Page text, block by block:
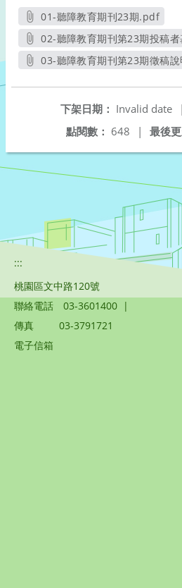
01-聽障教育期刊23期.pdf
另開新視窗
02-聽障教育期刊第23期投稿
另開新視
03-聽障教育期刊第23期徵稿
下架日期： Invalid date
|
最後
點閱數： 648 |
:::
桃園區文中路120號
聯絡電話
03-3601400 |
傳真
03-3791721
電子信箱